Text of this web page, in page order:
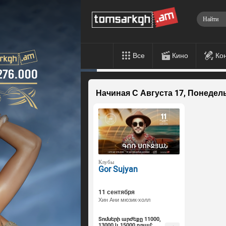
Все Кино
Начиная С Августа 17,
Клубы
Gor Sujyan
11 сентября
Хин Ани мюзик-холл
Տոմսերի արժեքը 11000,